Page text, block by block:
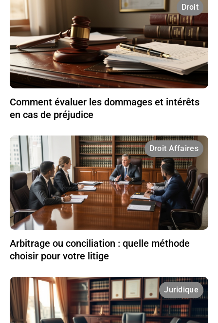
Droit
Comment évaluer les dommages et intérêts
en cas de préjudice
Droit Affaires
Arbitrage ou conciliation : quelle méthode
choisir pour votre litige
Juridique